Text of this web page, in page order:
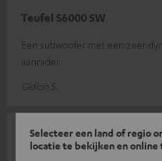
Selecteer een land of regio
locatie te bekijken en online
Teufel S6000 SW
Een subwoofer met een zeer
aanrader
Gidion S.